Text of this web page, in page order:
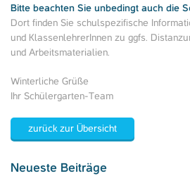
Bitte beachten Sie unbedingt auch die
Dort finden Sie schulspezifische
und KlassenlehrerInnen zu ggfs.
und Arbeitsmaterialien.
Winterliche Grüße
Ihr Schülergarten-Team
zurück zur Übersicht
Neueste Beiträge